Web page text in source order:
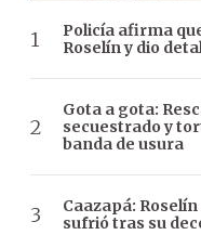
Policía afirma
Roselín y dio
Gota a gota:
secuestrado y
banda de usura
Caazapá:
sufrió tras su